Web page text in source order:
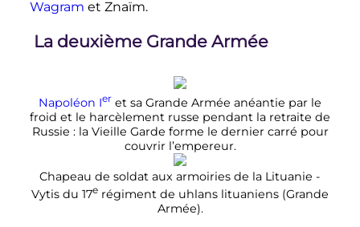
Wagram et Znaïm.
La deuxième Grande Armée
Napoléon Ier et sa Grande Armée anéantie par le
froid et le harcèlement russe pendant la retraite de
Russie : la Vieille Garde forme le dernier carré pour
couvrir l’empereur.
Chapeau de soldat aux armoiries de la Lituanie -
Vytis du 17e régiment de uhlans lituaniens (Grande
Armée).